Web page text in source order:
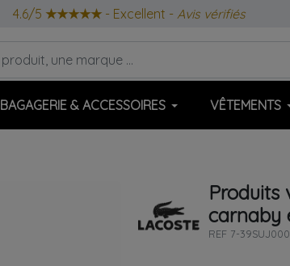
4.6/5 ★★★★★ - Excellent - Avis vérifiés
BAGAGERIE & ACCESSOIRES VÊTEMENTS
Produits
carnaby
REF 7-